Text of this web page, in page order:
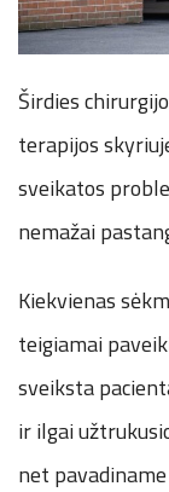
Širdies
terapijos
sveikatos
nemažai
Kiekvienas
teigiamai
sveiksta
ir ilgai
net